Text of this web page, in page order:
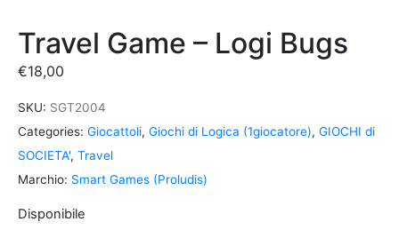
Travel Game – Logi Bugs
€18,00
SKU: SGT2004
Categories: Giocattoli, Giochi di Logica (1giocatore), GIOCHI di
SOCIETA', Travel
Marchio: Smart Games (Proludis)
Disponibile